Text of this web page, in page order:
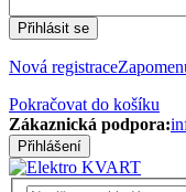
Přihlásit se
Nová registrace
Pokračovat do košíku
Zákaznická podpora:
Přihlášení